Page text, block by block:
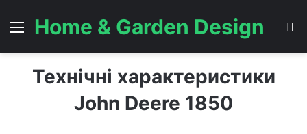
Menu
Home & Garden Design
Технічні характеристики
John Deere 1850